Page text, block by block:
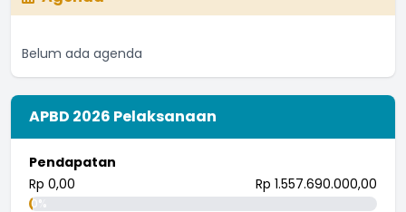
I nengah bendi
Astungkara biar semakin meningkat
...selengkapnya
tingkatkan.
...selengkapnya
i wayan pujana eka putra
Belum ada agenda
APBD 2026 Pelaksanaan
Pendapatan
Rp 0,00
Rp 1.557.690.000,00
0%